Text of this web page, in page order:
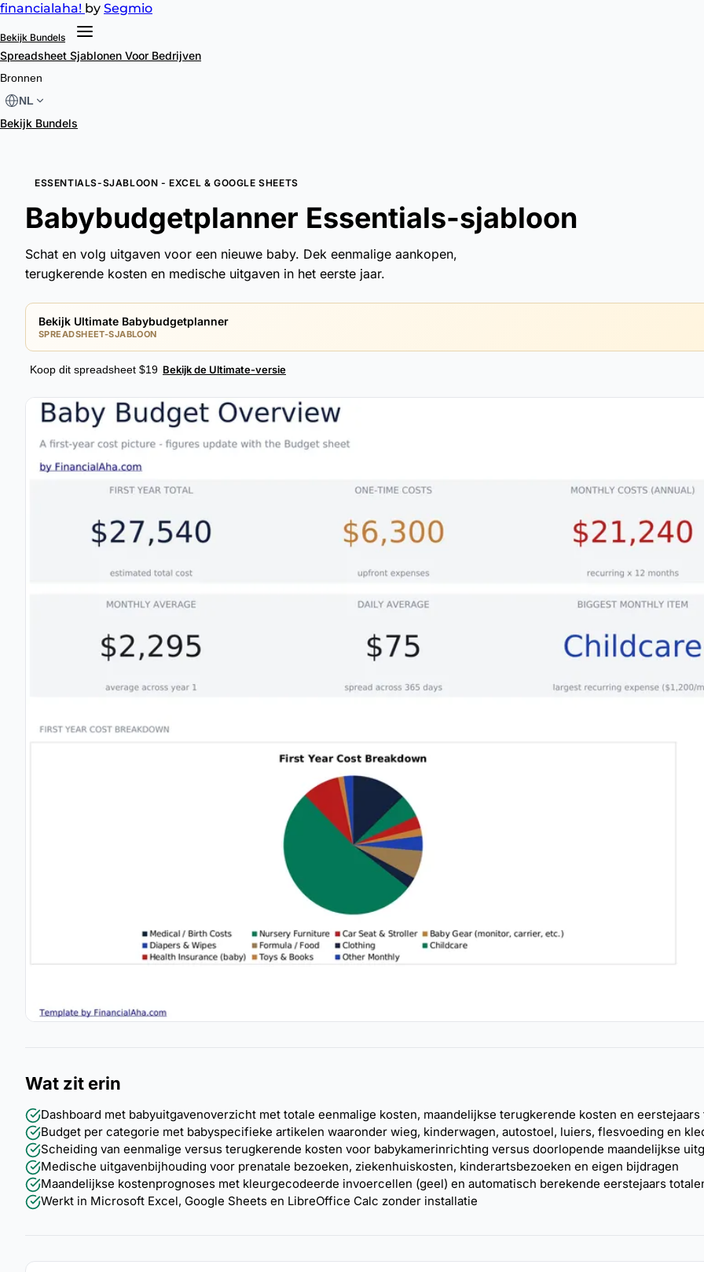
financialaha! by Segmio
Bekijk Bundels
Spreadsheet Sjablonen Voor Bedrijven
Bronnen
NL
Bekijk Bundels
ESSENTIALS-SJABLOON - EXCEL & GOOGLE SHEETS
Babybudgetplanner Essentials-sjabloon
Schat en volg uitgaven voor een nieuwe baby. Dek eenmalige aankopen,
terugkerende kosten en medische uitgaven in het eerste jaar.
Bekijk Ultimate Babybudgetplanner
SPREADSHEET-SJABLOON
Koop dit spreadsheet $19 Bekijk de Ultimate-versie
Wat zit erin
Dashboard met babyuitgavenoverzicht met totale eenmalige kosten, maandelijkse terugkerende kosten en eerstejaars
Budget per categorie met babyspecifieke artikelen waaronder wieg, kinderwagen, autostoel, luiers, flesvoeding en
Scheiding van eenmalige versus terugkerende kosten voor babykamerinrichting versus doorlopende maandelijkse
Medische uitgavenbijhouding voor prenatale bezoeken, ziekenhuiskosten, kinderartsbezoeken en eigen bijdragen
Maandelijkse kostenprognoses met kleurgecodeerde invoercellen (geel) en automatisch berekende eerstejaars
Werkt in Microsoft Excel, Google Sheets en LibreOffice Calc zonder installatie